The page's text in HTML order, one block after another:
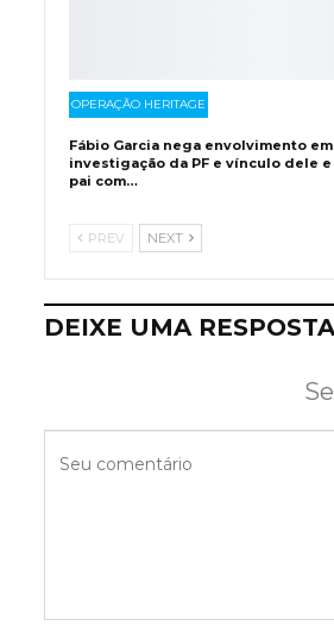
OPERAÇÃO HERITAGE
Fábio Garcia nega envolvimento em
investigação da PF e vínculo dele
pai com…
PREV NEXT
DEIXE UMA RESPOSTA